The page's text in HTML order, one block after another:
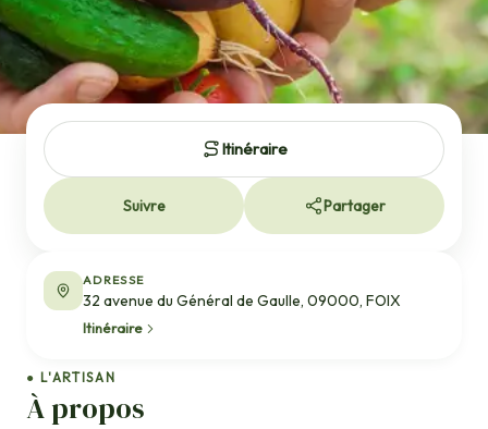
● L'ARTISAN
À propos
Itinéraire
Suivre Partager
ADRESSE
32 avenue du Général de Gaulle, 09000, FOIX
Itinéraire